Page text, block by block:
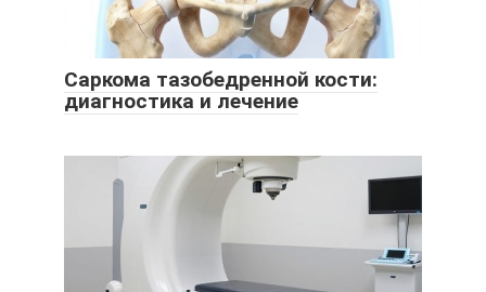
Саркома тазобедренной кости:
диагностика и лечение